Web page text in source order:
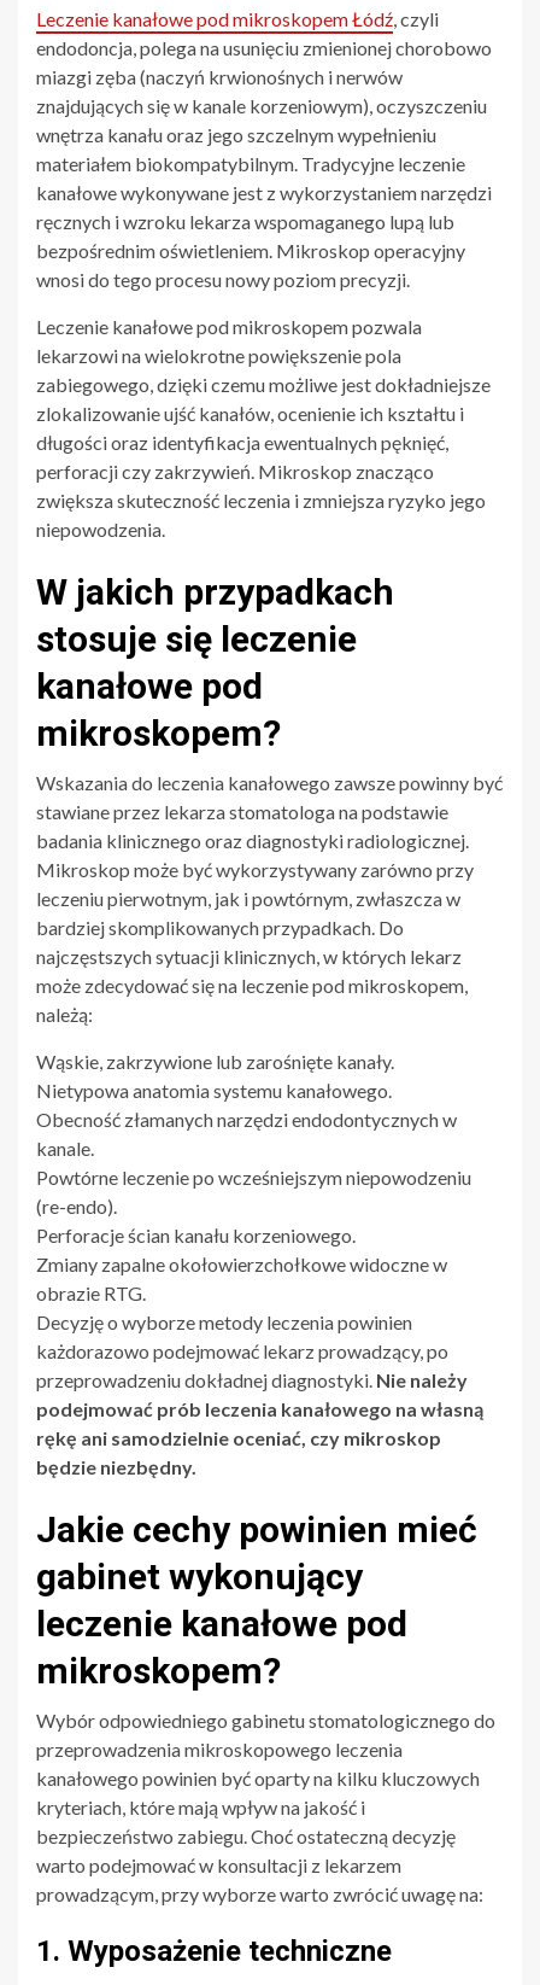
Leczenie kanałowe pod mikroskopem Łódź , czyli
endodoncja, polega na usunięciu zmienionej chorobowo
miazgi zęba (naczyń krwionośnych i nerwów
znajdujących się w kanale korzeniowym), oczyszczeniu
wnętrza kanału oraz jego szczelnym wypełnieniu
materiałem biokompatybilnym. Tradycyjne leczenie
kanałowe wykonywane jest z wykorzystaniem narzędzi
ręcznych i wzroku lekarza wspomaganego lupą lub
bezpośrednim oświetleniem. Mikroskop operacyjny
wnosi do tego procesu nowy poziom precyzji.
Leczenie kanałowe pod mikroskopem pozwala
lekarzowi na wielokrotne powiększenie pola
zabiegowego, dzięki czemu możliwe jest dokładniejsze
zlokalizowanie ujść kanałów, ocenienie ich kształtu i
długości oraz identyfikacja ewentualnych pęknięć,
perforacji czy zakrzywień. Mikroskop znacząco
zwiększa skuteczność leczenia i zmniejsza ryzyko jego
niepowodzenia.
W jakich przypadkach
stosuje się leczenie
kanałowe pod
mikroskopem?
Wskazania do leczenia kanałowego zawsze powinny być
stawiane przez lekarza stomatologa na podstawie
badania klinicznego oraz diagnostyki radiologicznej.
Mikroskop może być wykorzystywany zarówno przy
leczeniu pierwotnym, jak i powtórnym, zwłaszcza w
bardziej skomplikowanych przypadkach. Do
najczęstszych sytuacji klinicznych, w których lekarz
może zdecydować się na leczenie pod mikroskopem,
należą:
Wąskie, zakrzywione lub zarośnięte kanały.
Nietypowa anatomia systemu kanałowego.
Obecność złamanych narzędzi endodontycznych w
kanale.
Powtórne leczenie po wcześniejszym niepowodzeniu
(re-endo).
Perforacje ścian kanału korzeniowego.
Zmiany zapalne okołowierzchołkowe widoczne w
obrazie RTG.
Decyzję o wyborze metody leczenia powinien
każdorazowo podejmować lekarz prowadzący, po
przeprowadzeniu dokładnej diagnostyki. Nie należy
podejmować prób leczenia kanałowego na własną
rękę ani samodzielnie oceniać, czy mikroskop
będzie niezbędny.
Jakie cechy powinien mieć
gabinet wykonujący
leczenie kanałowe pod
mikroskopem?
Wybór odpowiedniego gabinetu stomatologicznego do
przeprowadzenia mikroskopowego leczenia
kanałowego powinien być oparty na kilku kluczowych
kryteriach, które mają wpływ na jakość i
bezpieczeństwo zabiegu. Choć ostateczną decyzję
warto podejmować w konsultacji z lekarzem
prowadzącym, przy wyborze warto zwrócić uwagę na:
1. Wyposażenie techniczne